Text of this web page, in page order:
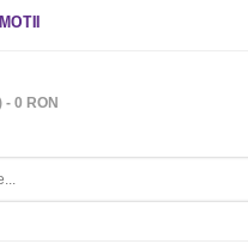
0 RON